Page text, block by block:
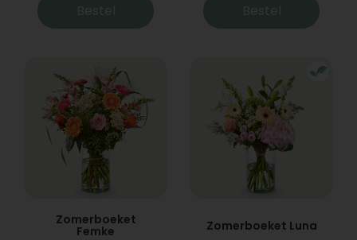
Bestel Bestel
Zomerboeket
Femke Zomerboeket Luna